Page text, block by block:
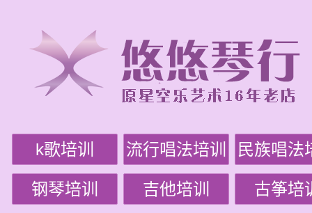
k歌培训 流行唱法培训 民族唱法
钢琴培训 吉他培训 古筝培